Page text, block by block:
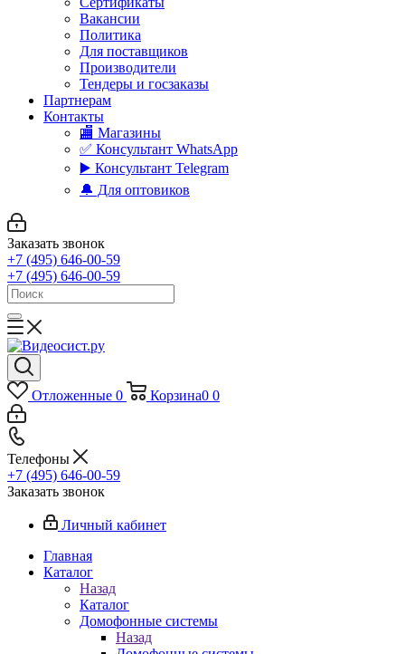
Вакансии
Политика
Для поставщиков
Производители
Тендеры и госзаказы
Партнерам
Контакты
🏬 Магазины
✅️ Консультант WhatsApp
▶️ Консультант Telegram
🔔 Для оптовиков
Заказать звонок
+7 (495) 646-00-59
+7 (495) 646-00-59
Отложенные 0 Корзина0 0
Телефоны
+7 (495) 646-00-59
Заказать звонок
Личный кабинет
Главная
Каталог
Назад
Каталог
Домофонные системы
Назад